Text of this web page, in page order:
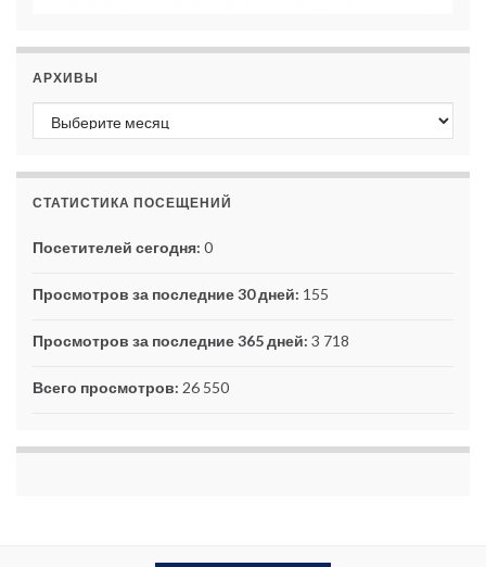
АРХИВЫ
Архивы
СТАТИСТИКА ПОСЕЩЕНИЙ
Посетителей сегодня: 0
Просмотров за последние 30 дней: 155
Просмотров за последние 365 дней: 3 718
Всего просмотров: 26 550